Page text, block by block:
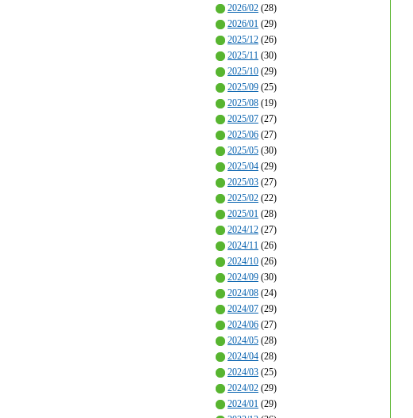
2026/02 (28)
2026/01 (29)
2025/12 (26)
2025/11 (30)
2025/10 (29)
2025/09 (25)
2025/08 (19)
2025/07 (27)
2025/06 (27)
2025/05 (30)
2025/04 (29)
2025/03 (27)
2025/02 (22)
2025/01 (28)
2024/12 (27)
2024/11 (26)
2024/10 (26)
2024/09 (30)
2024/08 (24)
2024/07 (29)
2024/06 (27)
2024/05 (28)
2024/04 (28)
2024/03 (25)
2024/02 (29)
2024/01 (29)